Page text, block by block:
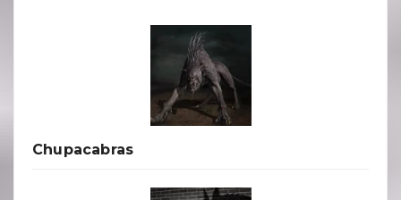
Chupacabras